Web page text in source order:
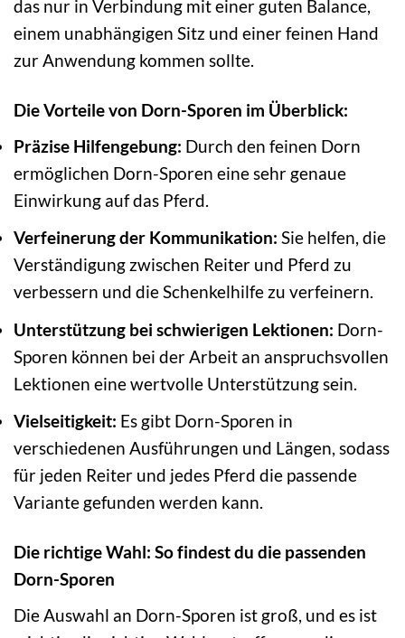
das nur in Verbindung mit einer guten Balance,
einem unabhängigen Sitz und einer feinen Hand
zur Anwendung kommen sollte.
Die Vorteile von Dorn-Sporen im Überblick:
Präzise Hilfengebung: Durch den feinen Dorn
ermöglichen Dorn-Sporen eine sehr genaue
Einwirkung auf das Pferd.
Verfeinerung der Kommunikation: Sie helfen, die
Verständigung zwischen Reiter und Pferd zu
verbessern und die Schenkelhilfe zu verfeinern.
Unterstützung bei schwierigen Lektionen: Dorn-
Sporen können bei der Arbeit an anspruchsvollen
Lektionen eine wertvolle Unterstützung sein.
Vielseitigkeit: Es gibt Dorn-Sporen in
verschiedenen Ausführungen und Längen, sodass
für jeden Reiter und jedes Pferd die passende
Variante gefunden werden kann.
Die richtige Wahl: So findest du die passenden
Dorn-Sporen
Die Auswahl an Dorn-Sporen ist groß, und es ist